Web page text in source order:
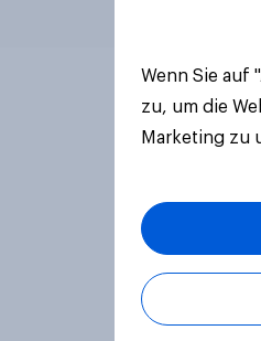
Wenn Sie auf
zu, um die
Marketing zu